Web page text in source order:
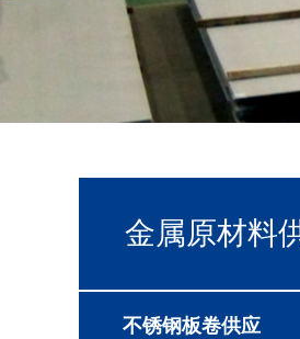
金属原材料
不锈钢板卷供应